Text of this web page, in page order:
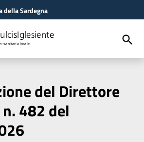
della Sardegna
sanitaria locale
del Direttore
482 del